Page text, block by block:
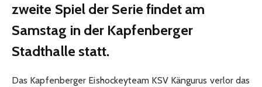
zweite Spiel der Serie findet am
Samstag in der Kapfenberger
Stadthalle statt.
Das Kapfenberger Eishockeyteam KSV Kängurus verlor das